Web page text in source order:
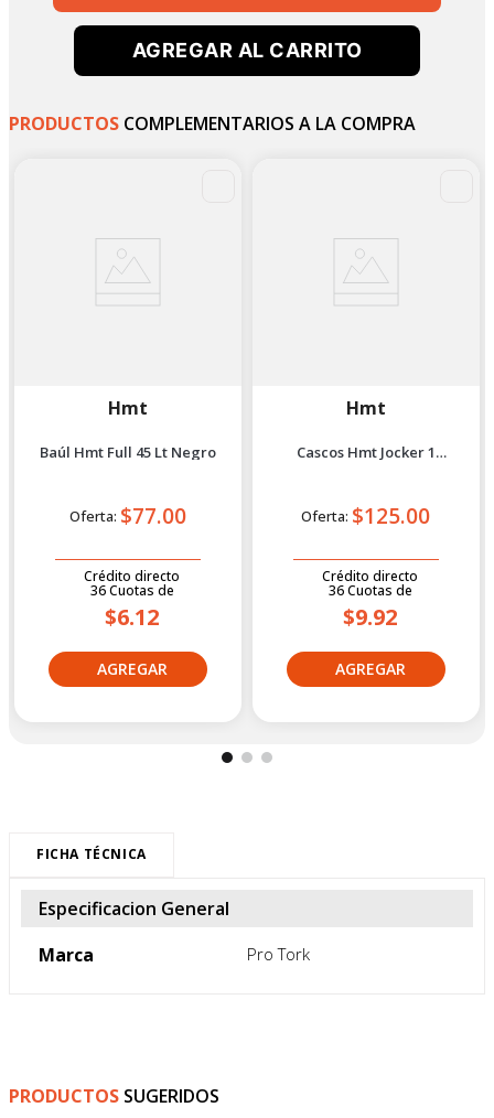
AGREGAR AL CARRITO
PRODUCTOS COMPLEMENTARIOS A LA COMPRA
Hmt
Baúl Hmt Full 45 Lt Negro
Oferta: $77.00
Crédito directo
36Cuotas de
$6.12
Hmt
Cascos Hmt Jocker 1
Oferta: $125.00
Crédito directo
36Cuotas de
$9.92
FICHA TÉCNICA
Especificacion General
Marca
Pro Tork
PRODUCTOS SUGERIDOS